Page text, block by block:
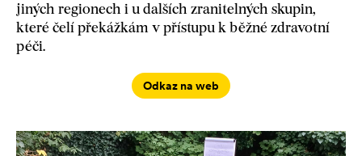
jiných regionech i u dalších zranitelných skupin,
které čelí překážkám v přístupu k běžné zdravotní
péči.
Odkaz na web